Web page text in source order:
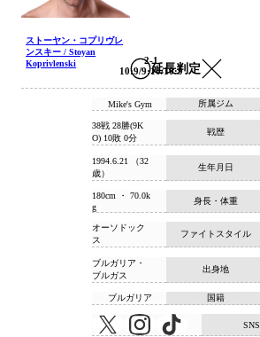
ストーヤン・コプリヴレ
ンスキー / Stoyan
Koprivlenski
延長判定
2-1
10:9/9:10/10:9
所属ジム
Mike's Gym
戦歴
38戦 28勝(9K
O) 10敗 0分
生年月日
1994.6.21 （32
歳）
身長・体重
180cm ・ 70.0k
g
ファイトスタイル
オーソドック
ス
出身地
ブルガリア・
ブルガス
国籍
ブルガリア
SNS